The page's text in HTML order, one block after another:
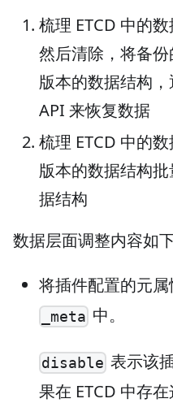
梳理 ETCD 中的
然后清除，将备
版本的数据结构
API 来恢复数据
梳理 ETCD 中的
版本的数据结构
据结构
数据层面调整内容如下
将插件配置的元属
_meta 中。
disable 表示该
果在 ETCD 中存